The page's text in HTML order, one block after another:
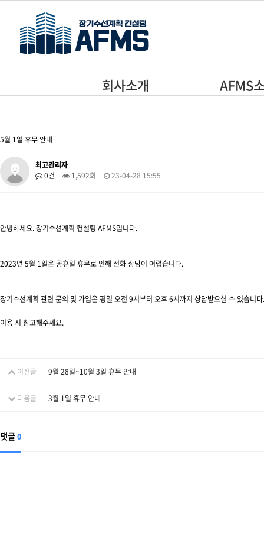
회사소개 AFMS
5월 1일 휴무 안내
최고관리자
0건
1,592회 23-04-28 15:55
안녕하세요. 장기수선계획 컨설팅 AFMS입니다.
2023년 5월 1일은 공휴일 휴무로 인해 전화 상담이 어렵습니다.
장기수선계획 관련 문의 및 가입은 평일 오전 9시부터 오후 6시까지 상담받으실 수 있습니다.
이용 시 참고해주세요.
이전글 9월 28일~10월 3일 휴무 안내
다음글 3월 1일 휴무 안내
댓글0